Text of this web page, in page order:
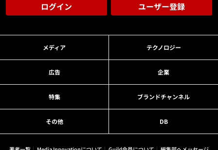
ログイン ユーザー登録
メディア テクノロジー
広告 企業
特集 ブランドチャンネル
その他 DB